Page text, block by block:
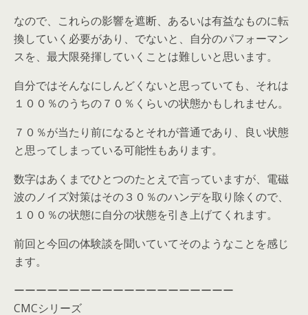
なので、これらの影響を遮断、あるいは有益なものに転
換していく必要があり、でないと、自分のパフォーマン
スを、最大限発揮していくことは難しいと思います。
自分ではそんなにしんどくないと思っていても、それは
１００％のうちの７０％くらいの状態かもしれません。
７０％が当たり前になるとそれが普通であり、良い状態
と思ってしまっている可能性もあります。
数字はあくまでひとつのたとえで言っていますが、電磁
波のノイズ対策はその３０％のハンデを取り除くので、
１００％の状態に自分の状態を引き上げてくれます。
前回と今回の体験談を聞いていてそのようなことを感じ
ます。
ーーーーーーーーーーーーーーーーーーーー
CMCシリーズ